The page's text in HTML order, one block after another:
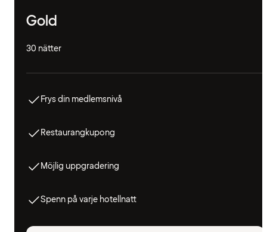
Gold
30 nätter
Frys din medlemsnivå
Restaurangkupong
Möjlig uppgradering
Spenn på varje hotellnatt